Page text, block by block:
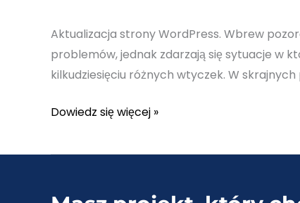
Aktualizacja strony WordPress. Wbrew
problemów, jednak zdarzają się sytuacje w
kilkudziesięciu różnych wtyczek. W
Jak
stronę
+
Dowiedz się więcej »